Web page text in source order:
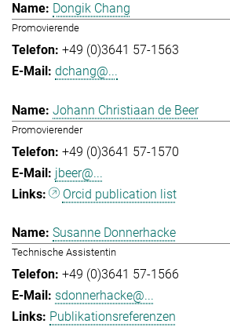
Dongik Chang
Promovierende
+49 (0)3641 57-1563
dchang@...
Johann Christiaan de Beer
Promovierender
+49 (0)3641 57-1570
jbeer@...
Orcid publication list
Susanne Donnerhacke
Technische Assistentin
+49 (0)3641 57-1566
sdonnerhacke@...
Publikationsreferenzen